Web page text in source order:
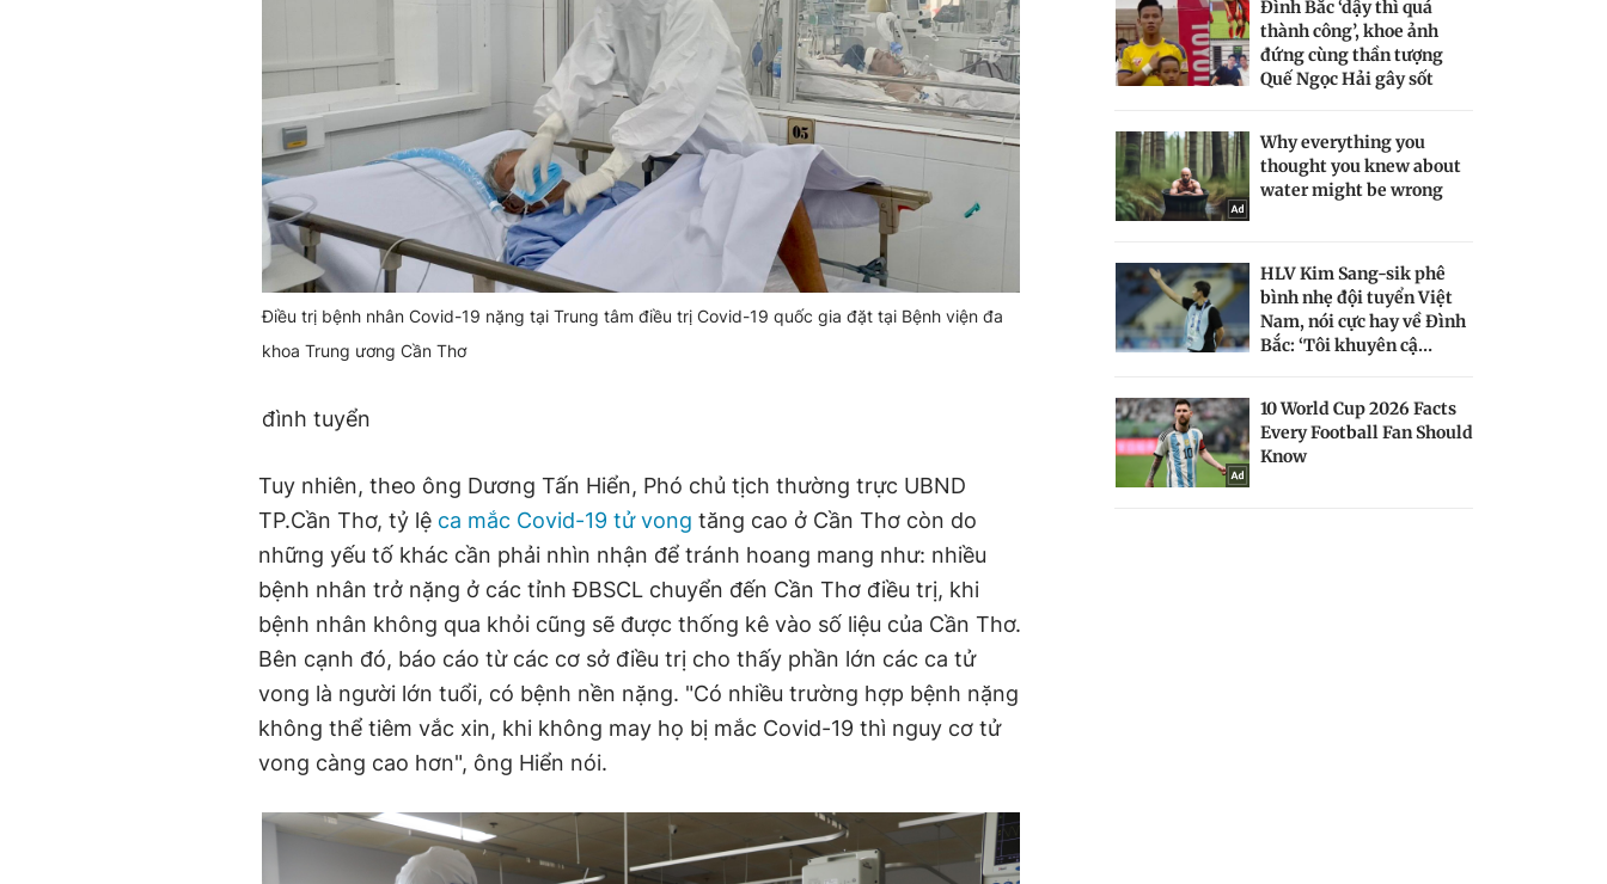
Điều trị bệnh nhân Covid-19 nặng tại Trung tâm điều trị Covid-19 quốc gia đặt tại Bệnh viện đa
khoa Trung ương Cần Thơ
đình tuyển
Tuy nhiên, theo ông Dương Tấn Hiển, Phó chủ tịch thường trực UBND
TP.Cần Thơ, tỷ lệ ca mắc Covid-19 tử vong tăng cao ở Cần Thơ còn do
những yếu tố khác cần phải nhìn nhận để tránh hoang mang như: nhiều
bệnh nhân trở nặng ở các tỉnh ĐBSCL chuyển đến Cần Thơ điều trị, khi
bệnh nhân không qua khỏi cũng sẽ được thống kê vào số liệu của Cần Thơ.
Bên cạnh đó, báo cáo từ các cơ sở điều trị cho thấy phần lớn các ca tử
vong là người lớn tuổi, có bệnh nền nặng. "Có nhiều trường hợp bệnh nặng
không thể tiêm vắc xin, khi không may họ bị mắc Covid-19 thì nguy cơ tử
vong càng cao hơn", ông Hiển nói.